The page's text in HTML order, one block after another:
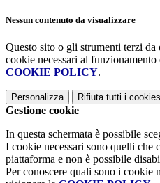
Nessun contenuto da visualizzare
Questo sito o gli strumenti terzi
cookie necessari al
COOKIE POLICY.
Personalizza Rifiuta tutti i cookies
Gestione cookie
In questa schermata è possibile
I cookie necessari sono quelli che
piattaforma e non è possibile
Per conoscere quali sono i cookie